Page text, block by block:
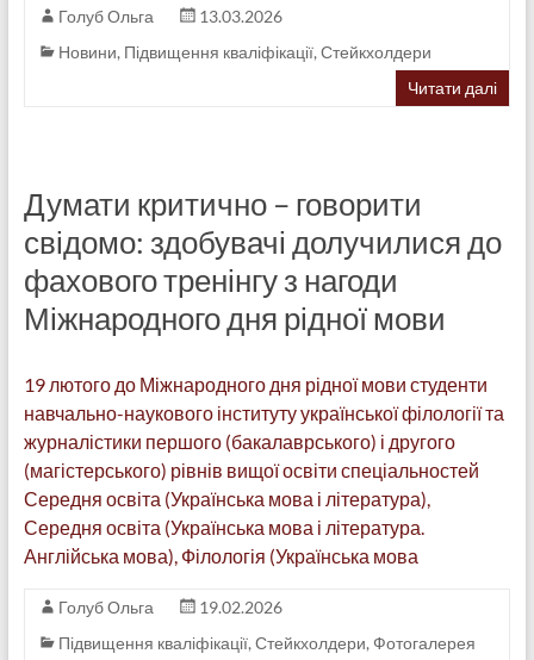
Голуб Ольга
13.03.2026
Новини, Підвищення кваліфікації, Стейкхолдери
Читати далі
Думати критично – говорити
свідомо: здобувачі долучилися до
фахового тренінгу з нагоди
Міжнародного дня рідної мови
19 лютого до Міжнародного дня рідної мови студенти
навчально-наукового інституту української філології та
журналістики першого (бакалаврського) і другого
(магістерського) рівнів вищої освіти спеціальностей
Середня освіта (Українська мова і література),
Середня освіта (Українська мова і література.
Англійська мова), Філологія (Українська мова
Голуб Ольга
19.02.2026
Підвищення кваліфікації, Стейкхолдери, Фотогалерея